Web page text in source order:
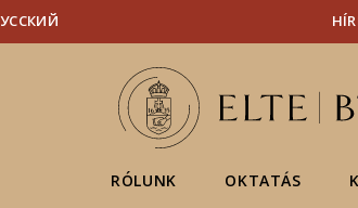
RÓLUNK OKTATÁS